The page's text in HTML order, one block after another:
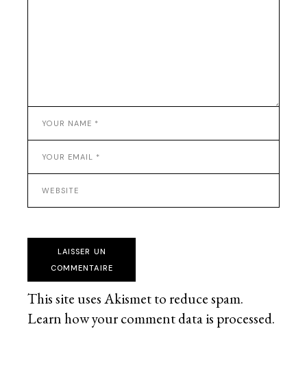
LAISSER UN
COMMENTAIRE
This site uses Akismet to reduce spam.
Learn how your comment data is processed.